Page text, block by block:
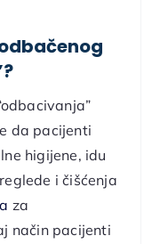
da pacijenti
higijene, idu
i čišćenja
za
način pacijenti